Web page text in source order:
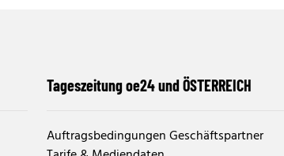
Tageszeitung oe24 und ÖSTERREICH
Auftragsbedingungen Geschäftspartner